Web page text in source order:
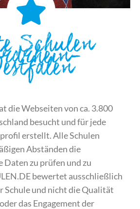
Schulen
die Webseiten von ca. 3.800
besucht und für jede
erstellt. Alle Schulen
Abständen die
zu prüfen und zu
bewertet ausschließlich
Schule und nicht die Qualität
das Engagement der